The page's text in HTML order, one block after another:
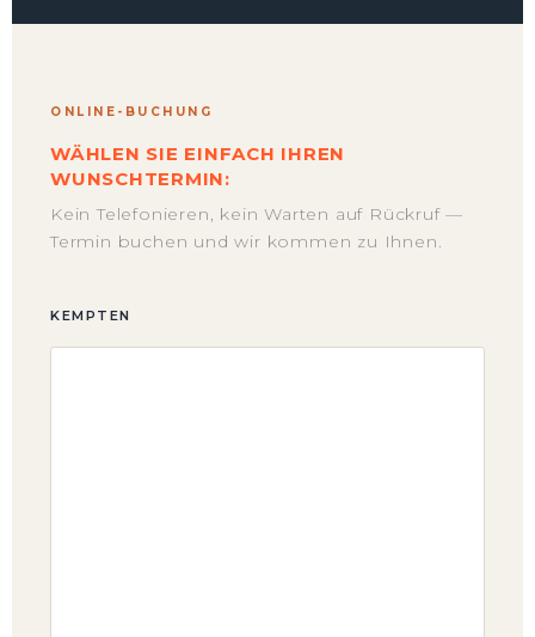
ONLINE-BUCHUNG
WÄHLEN SIE EINFACH IHREN
WUNSCHTERMIN:
Kein Telefonieren, kein Warten auf Rückruf —
Termin buchen und wir kommen zu Ihnen.
KEMPTEN